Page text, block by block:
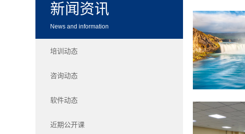
新闻资讯
News and information
培训动态
咨询动态
软件动态
近期公开课